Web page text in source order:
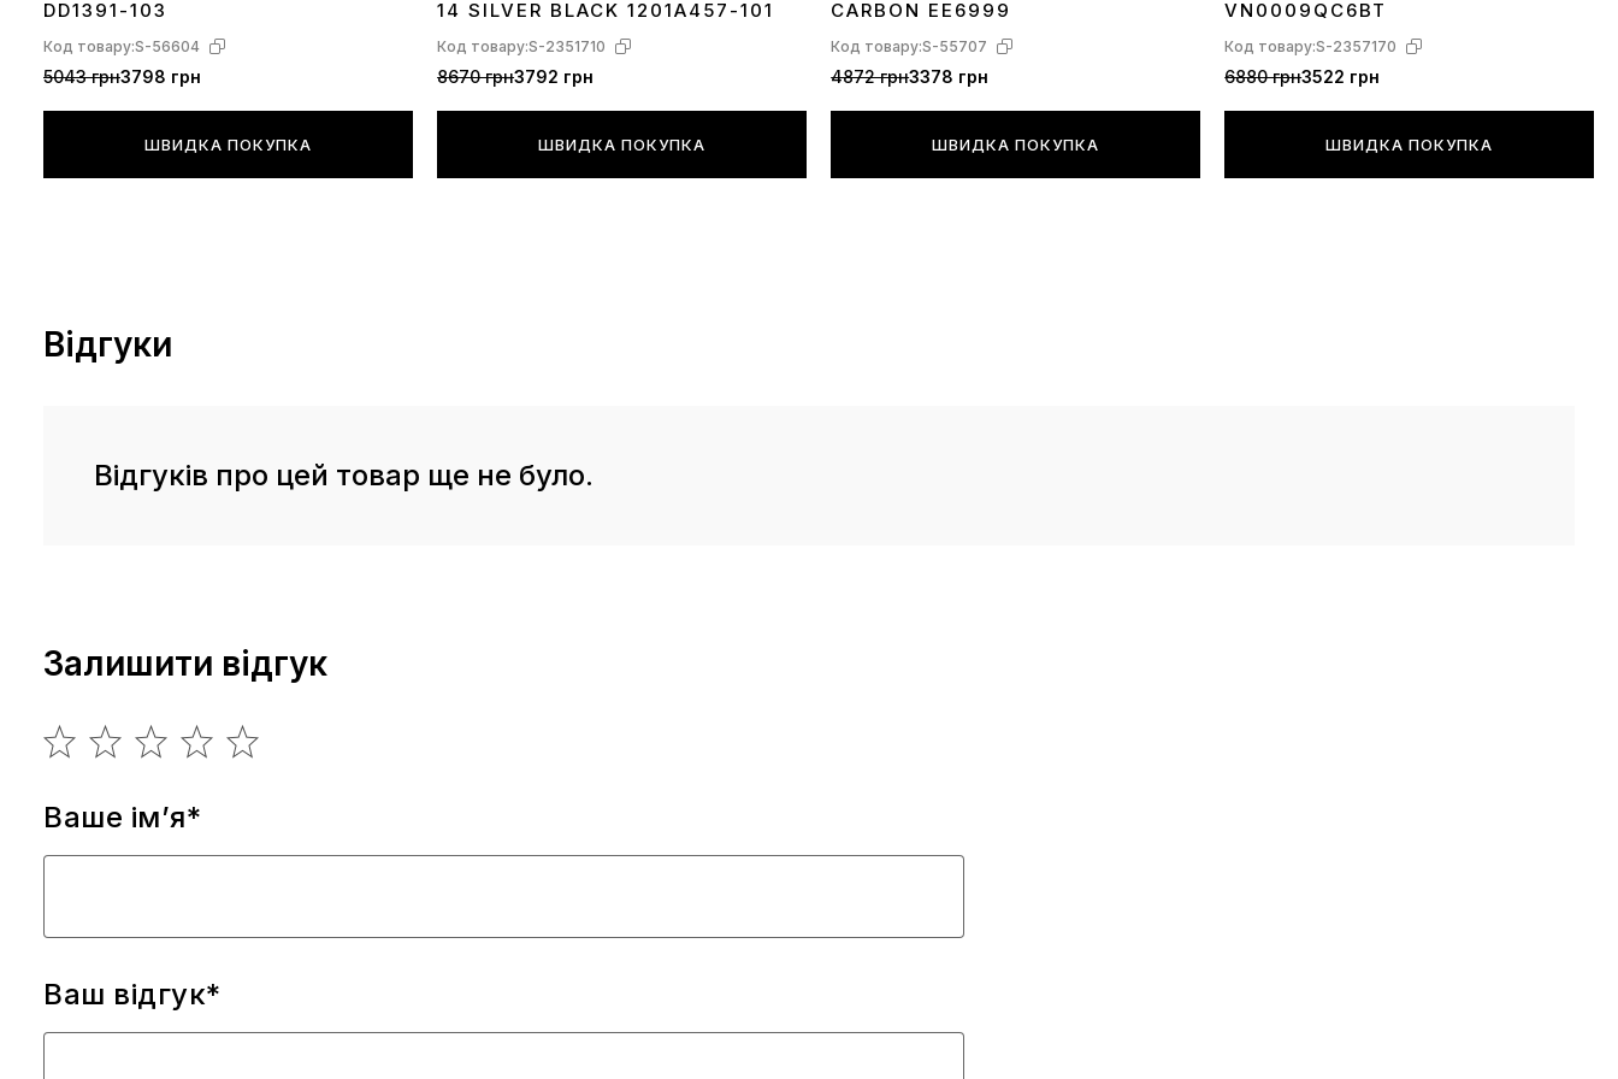
DD1391-103
Код товару:S-56604
5043 грн3798 грн
ШВИДКА ПОКУПКА
14 SILVER BLACK 1201A457-101
Код товару:S-2351710
8670 грн3792 грн
ШВИДКА ПОКУПКА
CARBON EE6999
Код товару:S-55707
4872 грн3378 грн
ШВИДКА ПОКУПКА
VN0009QC6BT
Код товару:S-2357170
6880 грн3522 грн
ШВИДКА ПОКУПКА
Відгуки
Відгуків про цей товар ще не було.
Залишити відгук
Ваше ім’я*
Ваш відгук*